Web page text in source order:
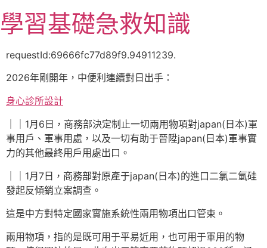
至
主
容
學習基礎急救知識
requestId:69666fc77d89f9.94911239.
2026年剛開年，中便利連續對日出手：
身心診所設計
｜｜1月6日，商務部決定制止一切兩用物項對japan(日本)軍
事用戶、軍事用處，以及一切有助于晉陞japan(日本)軍事實
力的其他最終用戶用處出口。
｜｜1月7日，商務部對原產于japan(日本)的進口二氯二氫硅
發起反傾銷立案調查。
這是中方對特定國家實施系統性兩用物項出口管束。
兩用物項，指的是既可用于平易近用，也可用于軍用的物